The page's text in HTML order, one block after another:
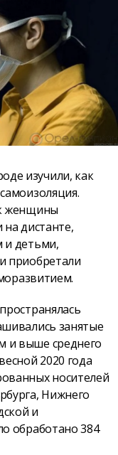
изучили, как
женщины
на дистанте,
и детьми,
приобретали
занятые
и выше среднего
2020 года
носителей
Нижнего
и
обработано 384